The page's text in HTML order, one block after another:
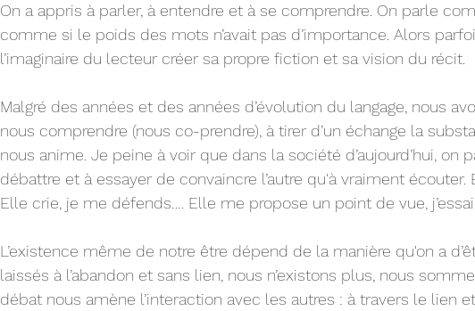
On a appris à parler, à entendre et à se comprendre. On parle
comme si le poids des mots n’avait pas d’importance. Alors
l’imaginaire du lecteur créer sa propre fiction et sa vision du récit.
Malgré des années et des années d’évolution du langage, nous
nous comprendre (nous co-prendre), à tirer d’un échange la
nous anime. Je peine à voir que dans la société d’aujourd’hui, on
débattre et à essayer de convaincre l’autre qu'à vraiment écouter.
Elle crie, je me défends…. Elle me propose un point de vue,
L’existence même de notre être dépend de la manière qu'on a
laissés à l’abandon et sans lien, nous n’existons plus, nous
débat nous amène l’interaction avec les autres : à travers le lien et